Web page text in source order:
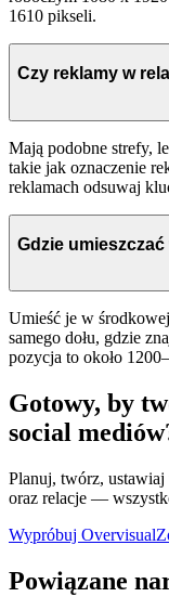
1610 pikseli.
Czy reklamy w
Mają podobne strefy,
takie jak oznaczenie
reklamach odsuwaj
Gdzie umieszczać
Umieść je w
samego dołu, gdzie
pozycja to około
Gotowy, by
social
Planuj, twórz,
oraz relacje —
Wypróbuj Overvisual
Powiązane